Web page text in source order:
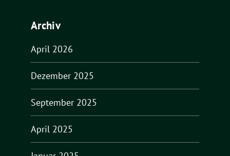
Archiv
April 2026
Dezember 2025
September 2025
April 2025